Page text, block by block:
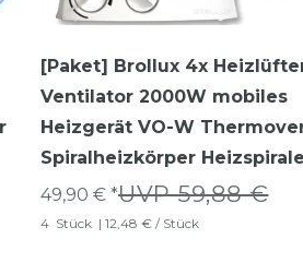
[Paket] Brollux 4x
Ventilator 2000W mobiles
Heizgerät VO-W
Spiralheizkörper Heizspirale
UVP 59,88 €
49,90 € *
4 Stück | 12,48 € / Stück